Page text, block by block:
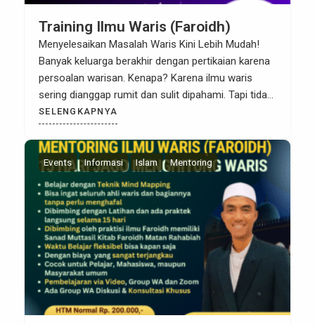
Training Ilmu Waris (Faroidh)
Menyelesaikan Masalah Waris Kini Lebih Mudah!
Banyak keluarga berakhir dengan pertikaian karena
persoalan warisan. Kenapa? Karena ilmu waris
sering dianggap rumit dan sulit dipahami. Tapi tidak
lagi! Alhamdulillah, kini bersama Kaffah Waris
Center, kita bisa belajar ilmu waris dengan cara
yang mudah, menyenangkan, dan tanpa perlu
menghafal Kami hadirkan Metode Bagan dan Teknik
Mind Mapping […]
SELENGKAPNYA
Events Informasi Islam Mentoring